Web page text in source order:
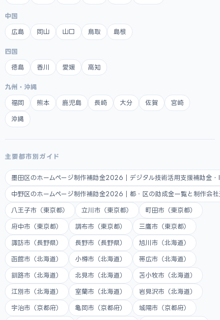
中国
広島 岡山 山口 鳥取 島根
四国
徳島 香川 愛媛 高知
九州・沖縄
福岡 熊本 鹿児島 長崎 大分 佐賀 宮崎
沖縄
主要都市別ガイド
墨田区のホームページ制作補助金2026｜デジタル技術活用支援補助金
中野区のホームページ制作補助金2026｜都・区の助成金一覧と制作会
八王子市（東京都） 立川市（東京都） 町田市（東京都）
府中市（東京都） 調布市（東京都） 三鷹市（東京都）
諏訪市（長野県） 長野市（長野県） 旭川市（北海道）
函館市（北海道） 小樽市（北海道） 帯広市（北海道）
釧路市（北海道） 北見市（北海道） 苫小牧市（北海道）
江別市（北海道） 室蘭市（北海道） 岩見沢市（北海道）
宇治市（京都府） 亀岡市（京都府） 城陽市（京都府）